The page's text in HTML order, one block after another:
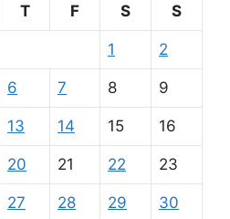
T F S S
1 2
6 7 8 9
13 14 15 16
20 21 22 23
27 28 29 30